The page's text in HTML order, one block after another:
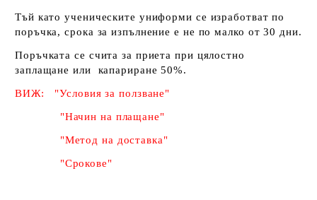
Тъй като ученическите униформи се изработват по
поръчка, срока за изпълнение е не по малко от 30 дни.
Поръчката се счита за приета при цялостно
заплащане или капариране 50%.
ВИЖ: "Условия за ползване"
"Начин на плащане"
"Метод на доставка"
"Срокове"